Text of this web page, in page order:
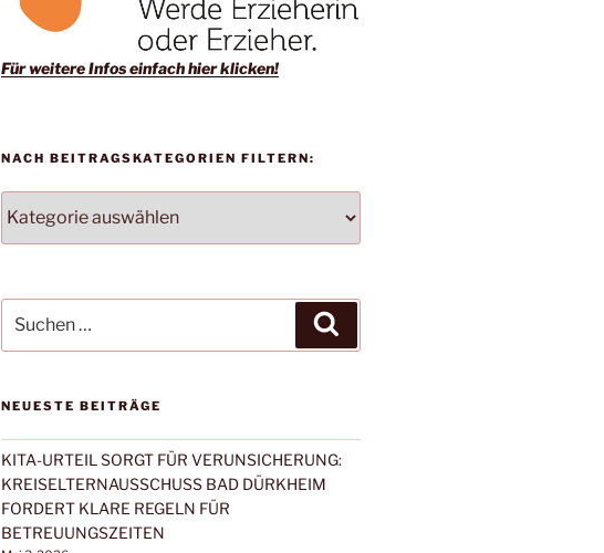
Für weitere Infos einfach hier klicken!
NACH BEITRAGSKATEGORIEN FILTERN:
BEITRAGSKATEGORIEN
FILTERN:
nach:
NEUESTE BEITRÄGE
KITA-URTEIL SORGT FÜR VERUNSICHERUNG:
KREISELTERNAUSSCHUSS BAD DÜRKHEIM
FORDERT KLARE REGELN FÜR
BETREUUNGSZEITEN